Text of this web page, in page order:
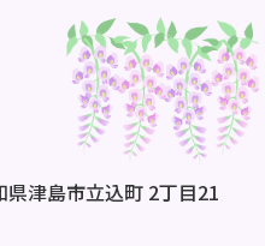
津島市立込町 2丁目21